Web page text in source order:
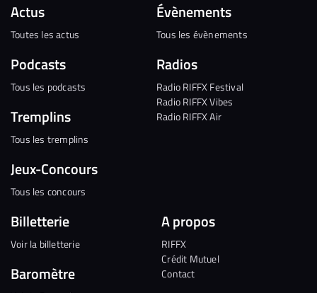
Actus
Toutes les actus
Podcasts
Tous les podcasts
Tremplins
Tous les tremplins
Jeux-Concours
Tous les concours
Évènements
Tous les évènements
Radios
Radio RIFFX Festival
Radio RIFFX Vibes
Radio RIFFX Air
Billetterie
Voir la billetterie
Baromètre
A propos
RIFFX
Crédit Mutuel
Contact